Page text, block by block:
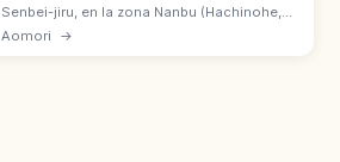
Senbei-jiru, en la zona Nanbu (Hachinohe,
Aomori), es el guiso con Nanbu senbei para
Aomori →